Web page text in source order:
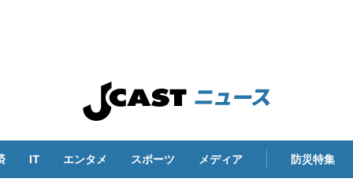
IT エンタメ スポーツ メディア 防災特集